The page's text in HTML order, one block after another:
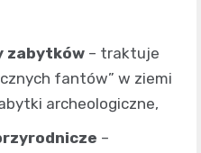
zabytków – traktuje
fantów” w ziemi
archeologiczne,
–